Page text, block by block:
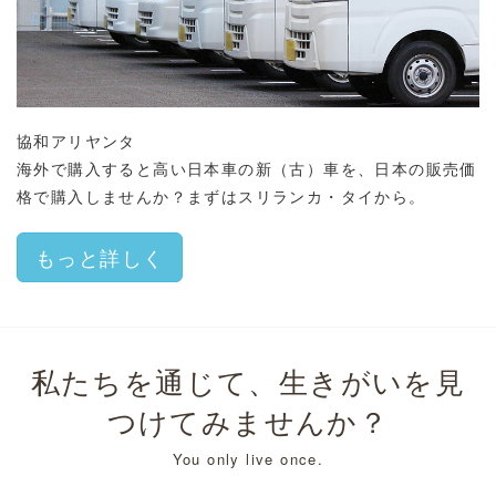
協和アリヤンタ
海外で購入すると高い日本車の新（古）車を、日本の販売価
格で購入しませんか？まずはスリランカ・タイから。
もっと詳しく
私たちを通じて、生きがいを見
つけてみませんか？
You only live once.